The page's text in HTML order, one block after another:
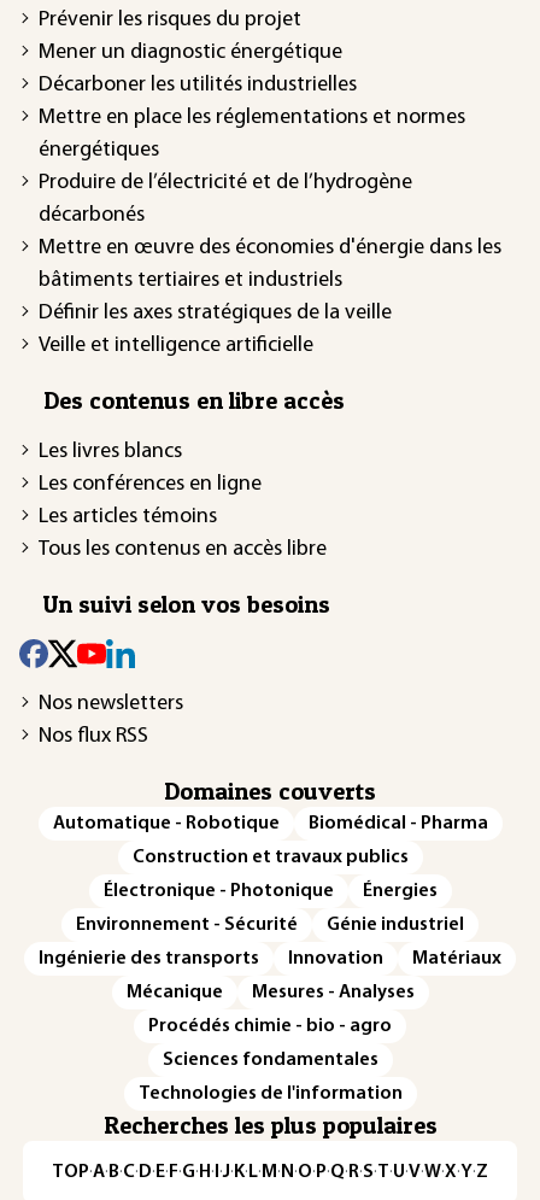
Prévenir les risques du projet
Mener un diagnostic énergétique
Décarboner les utilités industrielles
Mettre en place les réglementations et normes
énergétiques
Produire de l’électricité et de l’hydrogène
décarbonés
Mettre en œuvre des économies d'énergie dans les
bâtiments tertiaires et industriels
Définir les axes stratégiques de la veille
Veille et intelligence artificielle
Des contenus en libre accès
Les livres blancs
Les conférences en ligne
Les articles témoins
Tous les contenus en accès libre
Un suivi selon vos besoins
Nos newsletters
Nos flux RSS
Domaines couverts
Automatique - Robotique
Biomédical - Pharma
Construction et travaux publics
Électronique - Photonique
Énergies
Environnement - Sécurité
Génie industriel
Ingénierie des transports
Innovation
Matériaux
Mécanique
Mesures - Analyses
Procédés chimie - bio - agro
Sciences fondamentales
Technologies de l'information
Recherches les plus populaires
TOP·A·B·C· D· E· F·G· H · ·J· K· L· M · N ·O· P·Q· R·S·T·U·V·W·X·Y·Z